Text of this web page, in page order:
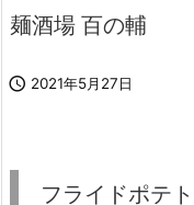
麺酒場 百の輔
 2021年5月27日
フライドポテト